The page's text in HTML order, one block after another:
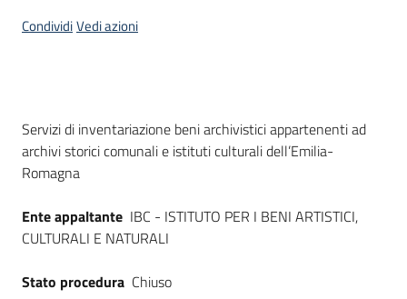
su
CondividiVedi azioni
Dati del bando
Servizi di inventariazione beni archivistici appartenenti ad
archivi storici comunali e istituti culturali dell’Emilia-
Romagna
Ente appaltante IBC - ISTITUTO PER I BENI ARTISTICI,
CULTURALI E NATURALI
Stato procedura Chiuso